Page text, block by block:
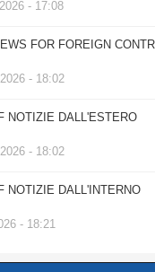
- 17:08
FOR FOREIGN
- 18:02
NOTIZIE DALL'ESTERO
- 18:02
NOTIZIE DALL'INTERNO
- 18:21